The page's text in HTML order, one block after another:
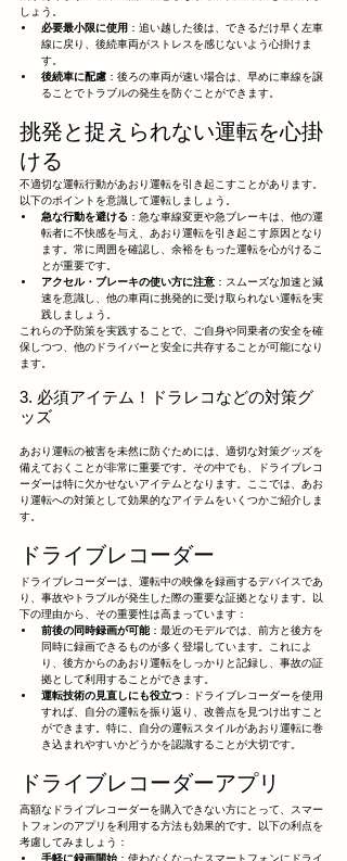
しょう。
必要最小限に使用 ：追い越した後は、できるだけ早く左車
線に戻り、後続車両がストレスを感じないよう心掛けま
す。
後続車に配慮 ：後ろの車両が速い場合は、早めに車線を譲
ることでトラブルの発生を防ぐことができます。
挑発と捉えられない運転を心掛
ける
不適切な運転行動があおり運転を引き起こすことがあります。
以下のポイントを意識して運転しましょう。
急な行動を避ける ：急な車線変更や急ブレーキは、他の運
転者に不快感を与え、あおり運転を引き起こす原因となり
ます。常に周囲を確認し、余裕をもった運転を心がけるこ
とが重要です。
アクセル・ブレーキの使い方に注意 ：スムーズな加速と減
速を意識し、他の車両に挑発的に受け取られない運転を実
践しましょう。
これらの予防策を実践することで、ご自身や同乗者の安全を確
保しつつ、他のドライバーと安全に共存することが可能になり
ます。
3. 必須アイテム！ドラレコなどの対策グ
ッズ
あおり運転の被害を未然に防ぐためには、適切な対策グッズを
備えておくことが非常に重要です。その中でも、ドライブレコ
ーダーは特に欠かせないアイテムとなります。ここでは、あお
り運転への対策として効果的なアイテムをいくつかご紹介しま
す。
ドライブレコーダー
ドライブレコーダーは、運転中の映像を録画するデバイスであ
り、事故やトラブルが発生した際の重要な証拠となります。以
下の理由から、その重要性は高まっています：
前後の同時録画が可能 ：最近のモデルでは、前方と後方を
同時に録画できるものが多く登場しています。これによ
り、後方からのあおり運転をしっかりと記録し、事故の証
拠として利用することができます。
運転技術の見直しにも役立つ ：ドライブレコーダーを使用
すれば、自分の運転を振り返り、改善点を見つけ出すこと
ができます。特に、自分の運転スタイルがあおり運転に巻
き込まれやすいかどうかを認識することが大切です。
ドライブレコーダーアプリ
高額なドライブレコーダーを購入できない方にとって、スマー
トフォンのアプリを利用する方法も効果的です。以下の利点を
考慮してみましょう：
手軽に録画開始 ：使わなくなったスマートフォンにドライ